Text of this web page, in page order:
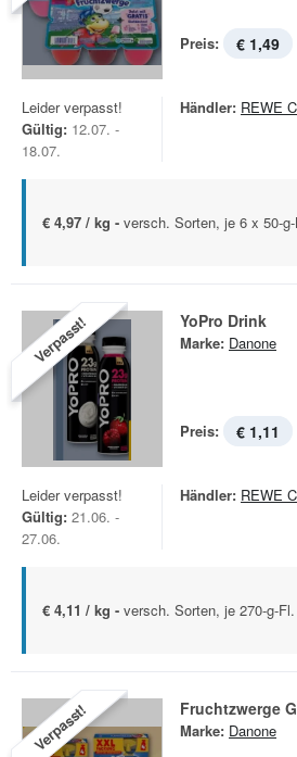
Preis: € 1,49
Leider verpasst!
Gültig: 12.07. -
18.07.
Händler: REWE
€ 4,97 / kg - versch. Sorten, je 6 x 50-
Verpasst! YoPro Drink
Marke: Danone
Preis: € 1,11
Leider verpasst!
Gültig: 21.06. -
27.06.
Händler: REWE
€ 4,11 / kg - versch. Sorten, je 270-g-
Verpasst! Fruchtzwerge
Marke: Danone